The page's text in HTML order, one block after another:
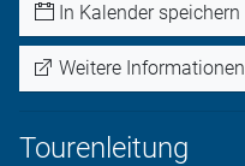
In Kalender speichern
Weitere Informationen
Tourenleitung